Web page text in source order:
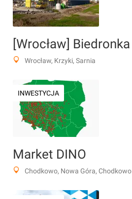
Wrocław, Krzyki, Sarnia
INWESTYCJA
Market DINO
Chodkowo, Nowa Góra, Chodkowo